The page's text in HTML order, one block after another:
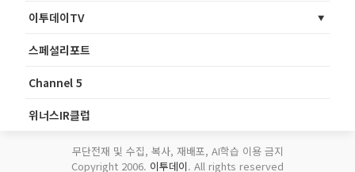
이투데이TV
스페셜리포트
Channel 5
위너스IR클럽
무단전재 및 수집, 복사, 재배포, AI학습 이용 금지
Copyright 2006. 이투데이. All rights reserved